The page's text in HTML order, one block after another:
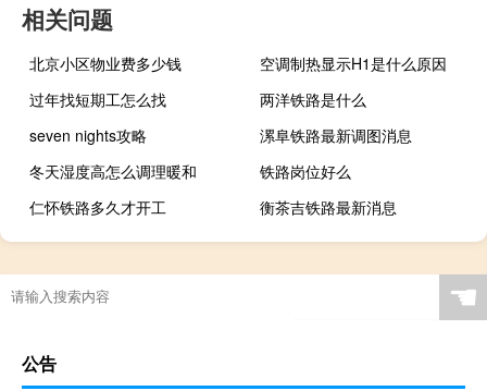
相关问题
北京小区物业费多少钱
空调制热显示H1是什么原因
过年找短期工怎么找
两洋铁路是什么
seven nights攻略
漯阜铁路最新调图消息
冬天湿度高怎么调理暖和
铁路岗位好么
仁怀铁路多久才开工
衡茶吉铁路最新消息
☚
公告